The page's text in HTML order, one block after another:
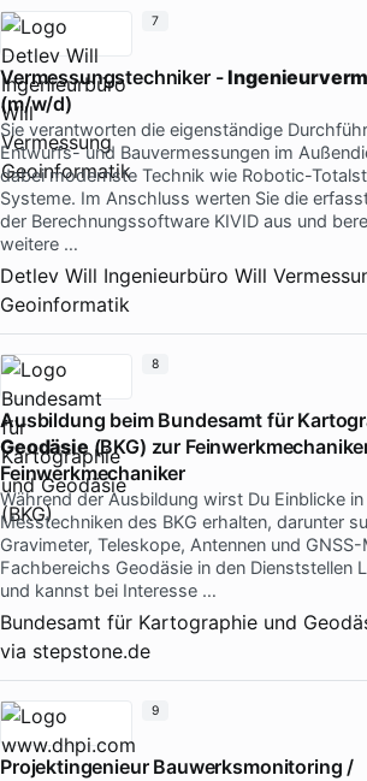
Vermessungstechniker -
(m/w/d)
Sie verantworten die eigenständige
Entwurfs- und Bauvermessungen im
dabei modernste Technik wie Robotic-
Systeme. Im Anschluss werten Sie die
der Berechnungssoftware KIVID aus und
weitere …
Detlev Will Ingenieurbüro Will
Geoinformatik
7
Ausbildung beim Bundesamt für
Geodäsie (BKG) zur
Feinwerkmechaniker
Während der Ausbildung wirst Du Einblicke
Messtechniken des BKG erhalten, darunter
Gravimeter, Teleskope, Antennen und
Fachbereichs Geodäsie in den Dienststellen
und kannst bei Interesse …
Bundesamt für Kartographie und
via stepstone.de
8
Projektingenieur Bauwerksmonitoring /
9